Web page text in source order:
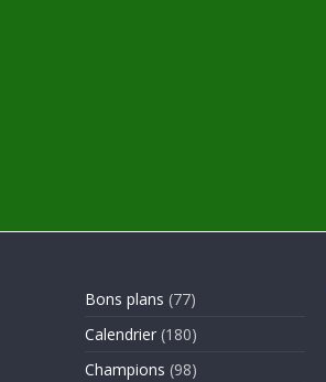
Bons plans (77)
Calendrier (180)
Champions (98)